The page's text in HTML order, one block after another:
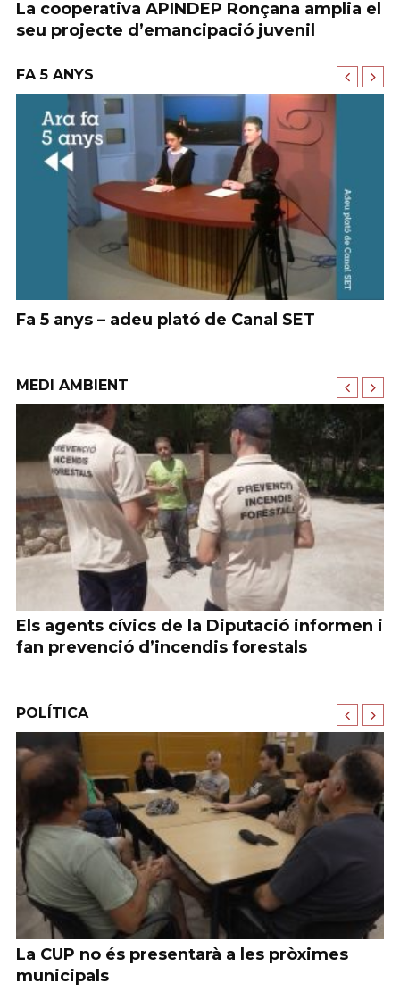
La cooperativa APINDEP Ronçana amplia el
seu projecte d’emancipació juvenil
FA 5 ANYS
Fa 5 anys – adeu plató de Canal SET
MEDI AMBIENT
Els agents cívics de la Diputació informen i
fan prevenció d’incendis forestals
POLÍTICA
La CUP no és presentarà a les pròximes
municipals